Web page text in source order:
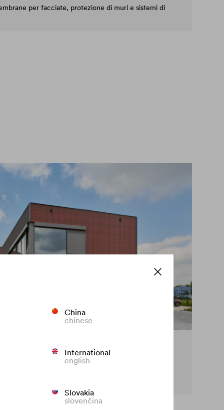
China
chinese
International
english
Slovakia
slovenčina
per facciate, protezione di muri e sistemi di
sulla facciata
lo sbiadimento prematuro delle facciate colorate..